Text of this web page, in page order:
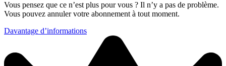
Vous pensez que ce n’est plus pour vous ? Il n’y a pas de problème.
Vous pouvez annuler votre abonnement à tout moment.
Davantage d’informations